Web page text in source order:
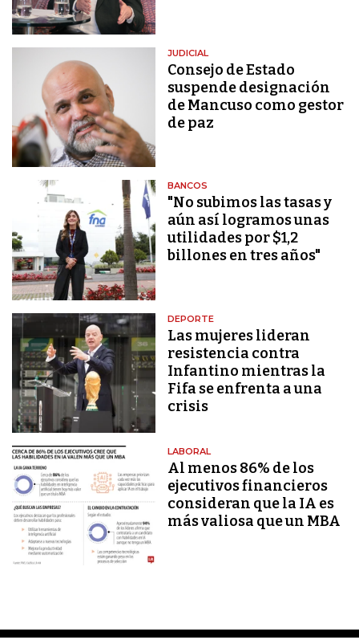
JUDICIAL
Consejo de Estado
suspende designación
de Mancuso como gestor
de paz
BANCOS
"No subimos las tasas y
aún así logramos unas
utilidades por $1,2
billones en tres años"
DEPORTE
Las mujeres lideran
resistencia contra
Infantino mientras la
Fifa se enfrenta a una
crisis
LABORAL
Al menos 86% de los
ejecutivos financieros
consideran que la IA es
más valiosa que un MBA